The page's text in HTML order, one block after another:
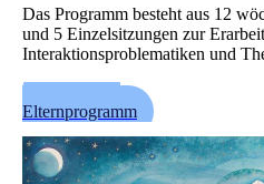
Das Programm besteht aus 12
und 5 Einzelsitzungen zur
Interaktionsproblematiken und
Elternprogramm